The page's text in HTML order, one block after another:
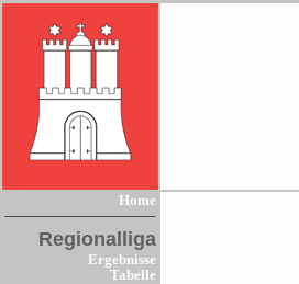
Home
Regionalliga
Ergebnisse
Tabelle